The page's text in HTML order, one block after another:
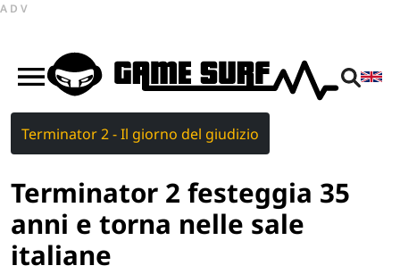
ADV
Terminator 2 - Il giorno del giudizio
Terminator 2 festeggia 35
anni e torna nelle sale
italiane